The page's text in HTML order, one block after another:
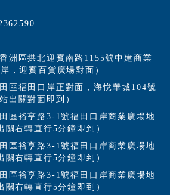
洲區拱北迎賓南路1155號中建商業
，迎賓百貨廣場對面）
區福田口岸正對面，海悅華城104號
出關對面即到）
區裕亨路3-1號福田口岸商業廣場地
關右轉直行5分鐘即到）
區裕亨路3-1號福田口岸商業廣場地
關右轉直行5分鐘即到）
區裕亨路3-1號福田口岸商業廣場地
關右轉直行5分鐘即到）